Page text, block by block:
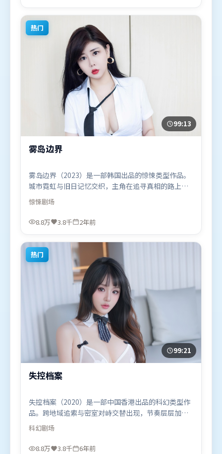
喜欢悬疑题材的观众观看。
热门
99:13
雾岛边界
雾岛边界（2023）是一部韩国出品的惊悚类型作品。
城市霓虹与旧日记忆交织，主角在追寻真相的路上不
断付出代价。高潮段落信息密度高，情绪释放与主题
回扣同时完成。由詹姆斯·卡梅隆执导，白宇、提莫
西·查拉米、汤唯，肖战等联袂出演。影片于2023年
悚题材的观众观看。
惊悚剧场
8.8万 3.8千 2年前
热门
99:21
失控档案
失控档案（2020）是一部中国香港出品的科幻类型作
品。跨地域追索与密室对峙交替出现，节奏层层加
码，张力持续上扬。摄影与美术共同营造出强烈地域
气质，增强沉浸感。由林超贤执导，托尼·贾、马东
锡、刘亦菲，孙艺珍等联袂出演。影片于2020年2月
科幻剧场
8.8万 3.8千 6年前